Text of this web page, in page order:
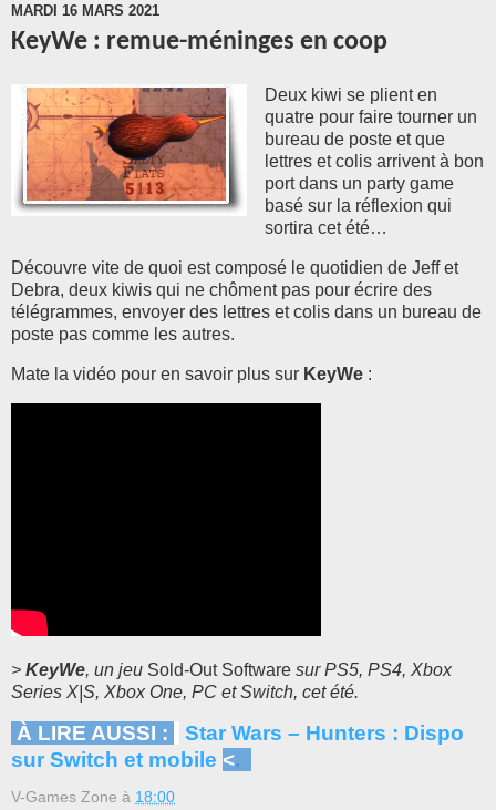
MARDI 16 MARS 2021
KeyWe : remue-méninges en coop
Deux kiwi se plient en
quatre pour faire tourner un
bureau de poste et que
lettres et colis arrivent à bon
port dans un party game
basé sur la réflexion qui
sortira cet été…
Découvre vite de quoi est composé le quotidien de Jeff et
Debra, deux kiwis qui ne chôment pas pour écrire des
télégrammes, envoyer des lettres et colis dans un bureau de
poste pas comme les autres.
Mate la vidéo pour en savoir plus sur KeyWe :
> KeyWe, un jeu Sold-Out Software sur PS5, PS4, Xbox
Series X|S, Xbox One, PC et Switch, cet été.
À LIRE AUSSI :
Star Wars – Hunters : Dispo
sur Switch et mobile <.
V-Games Zone à 18:00